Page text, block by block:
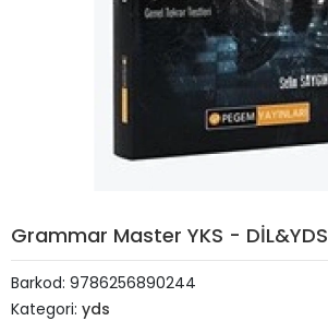
Grammar Master YKS - DİL&YDS
Barkod: 9786256890244
Kategori: yds